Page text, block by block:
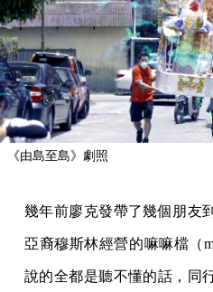
《由島至島》劇照
幾年前廖克發帶了幾個朋友
亞裔穆斯林經營的嘛嘛檔（
說的全都是聽不懂的話，同